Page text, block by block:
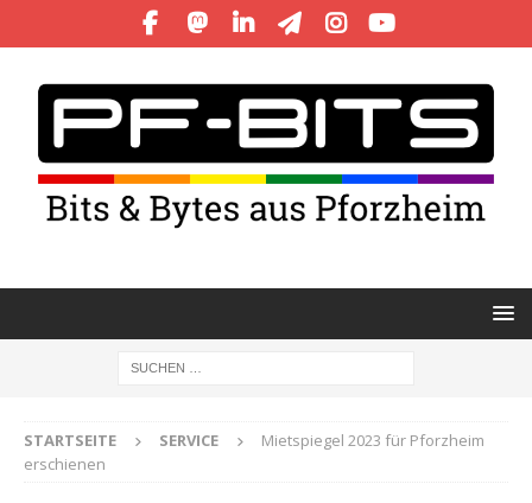
STARTSEITE SERVICE
Mietspiegel 2023 für Pforzheim
erschienen